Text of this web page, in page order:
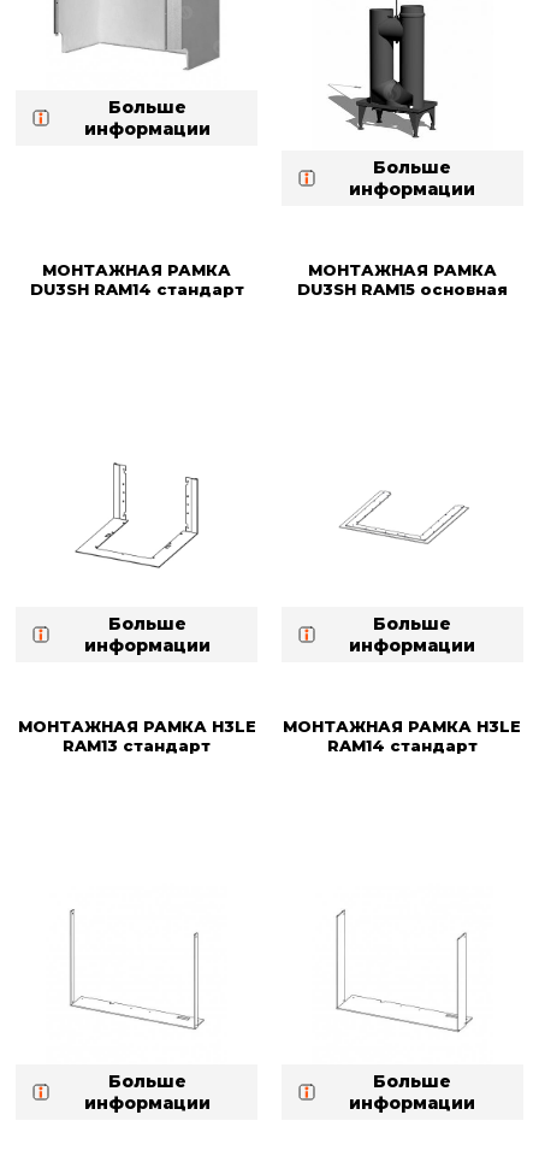
Больше
информации
Больше
информации
МОНТАЖНАЯ РАМКА
DU3SH RAM14 стандарт
Больше
информации
МОНТАЖНАЯ РАМКА
DU3SH RAM15 основная
Больше
информации
МОНТАЖНАЯ РАМКА H3LE
RAM13 стандарт
Больше
информации
МОНТАЖНАЯ РАМКА H3LE
RAM14 стандарт
Больше
информации